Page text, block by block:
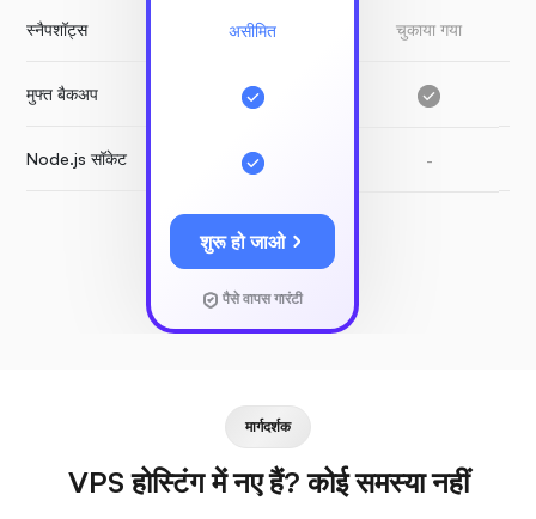
स्नैपशॉट्स
मुफ्त बैकअप
Node.js सॉकेट
असीमित
शुरू हो जाओ
पैसे वापस गारंटी
चुकाया गया
-
मार्गदर्शक
VPS होस्टिंग में नए हैं? कोई समस्या नहीं